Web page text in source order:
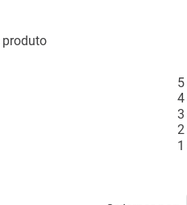
produto
5
4
3
2
1